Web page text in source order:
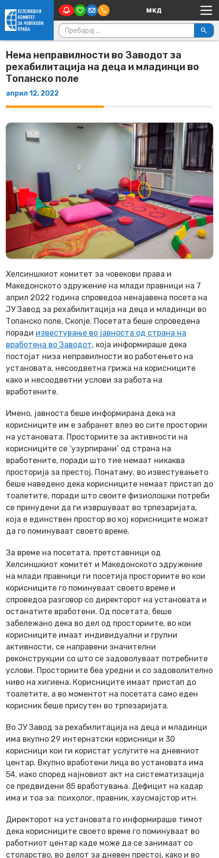
Skip to content Main Navigation
Пребарувај за:
Нема неправилности во Заводот за
рехабилитација на деца и младинци во
Топанско поле
април 12, 2022
Хелсиншкиот комитет за човекови права и
Македонското здружение на млади правници на 7
април 2022 година спроведоа ненајавена посета на
ЈУ Завод за рехабилитација на деца и младинци во
Топанско поле, Скопје. Посетата беше спроведена
поради известување во јавноста од страна на
вработена во Заводот, која информираше дека
постојат низа неправилности во работењето на
установата, несоодветна грижа на корисниците
како и несоодветни услови за работа на
вработените.
Имено, јавноста беше информирана дека на
корисниците им е забранет влез во сите простории
на установата. Просториите за активности на
корисниците се ‘узурпирани’ од страна на
вработените, поради што тие немаат никаква
просторија за престој. Понатаму, во известувањето
беше наведено дека корисниците немаат пристап до
тоалетите, поради што своите физиолошки потреби
се принудени да ги извршуваат во трпезаријата,
која е единствен простор во кој корисниците можат
да го поминуваат своето време.
За време на посетата, претставници од
Хелсиншкиот комитет и Македонското здружение
на млади правници ги посетија просториите во кои
корисниците го поминуваат своето време и
спроведоа разговор со директорот на установата и
останатите вработени. Од посетата, беше
забележано дека во дел од просториите, во кои
корисниците имаат индивидуални и групни
активности, се направени значителни
реконструкции со што се задоволуваат потребните
услови. Просториите беа уредни и со задоволително
ниво на хигиена. Корисниците имаат пристап до
тоалетите, а во моментот на посетата само еден
корисник беше присутен во трпезаријата.
Во ЈУ Завод за рехабилитација на деца и младинци
има вкупно 29 интернатски корисници и 30
корисници кои ги користат услугите на дневниот
центар. Вкупно вработени лица во установата има
54, иако според најновиот акт на систематизација
се предвидени 85 вработувања. Дефицит на кадар
има и тоа за: психолог, правник, хаусмајстор итн.
Директорот на установата го информираше тимот
дека корисниците своето време го поминуваат во
работниот центар каде може да се занимаат со
столарство, во делот за дневен престој, како и во